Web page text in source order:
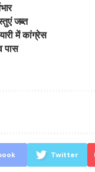
जब्त
में कांग्रेस
पास
Twitter